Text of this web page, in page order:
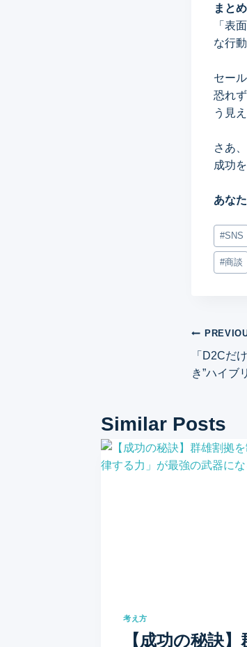
まと
「表
な行動
セー
恐れ
う見
さあ
成功
あな
Post
Tags:
#SNS
#商談
投
稿
ビ
ゲ
「D2Cだ
き”ハイブ
Similar Posts
考え方
【成功の秘訣】